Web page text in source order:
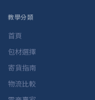
教學分類
首頁
包材選擇
寄貨指南
物流比較